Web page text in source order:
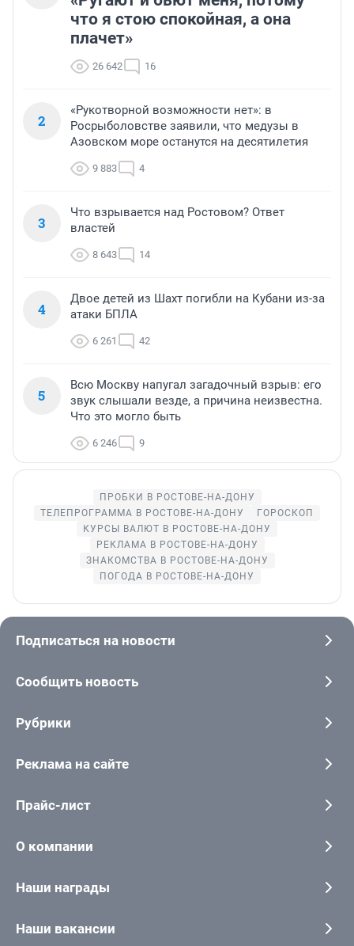
что я стою спокойная, а она
плачет»
26 642 16
2
«Рукотворной возможности нет»: в
Росрыболовстве заявили, что медузы в
Азовском море останутся на десятилетия
9 883 4
3
Что взрывается над Ростовом? Ответ
властей
8 643 14
4
Двое детей из Шахт погибли на Кубани из-за
атаки БПЛА
6 261 42
5
Всю Москву напугал загадочный взрыв: его
звук слышали везде, а причина неизвестна.
Что это могло быть
6 246 9
ПРОБКИ В РОСТОВЕ-НА-ДОНУ
ТЕЛЕПРОГРАММА В РОСТОВЕ-НА-ДОНУ
ГОРОСКОП
КУРСЫ ВАЛЮТ В РОСТОВЕ-НА-ДОНУ
РЕКЛАМА В РОСТОВЕ-НА-ДОНУ
ЗНАКОМСТВА В РОСТОВЕ-НА-ДОНУ
ПОГОДА В РОСТОВЕ-НА-ДОНУ
Подписаться на новости
Сообщить новость
Рубрики
Реклама на сайте
Прайс-лист
О компании
Наши награды
Наши вакансии